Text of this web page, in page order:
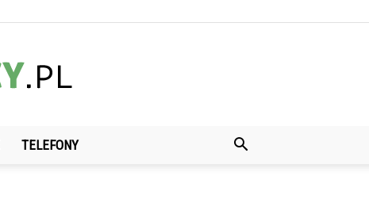
TELEFONY